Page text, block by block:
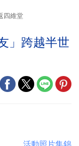
四維堂
」跨越半世
活動照片集錦